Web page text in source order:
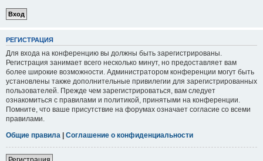
РЕГИСТРАЦИЯ
Для входа на конференцию вы должны быть зарегистрированы.
Регистрация занимает всего несколько минут, но предоставляет вам
более широкие возможности. Администратором конференции могут быть
установлены также дополнительные привилегии для зарегистрированных
пользователей. Прежде чем зарегистрироваться, вам следует
ознакомиться с правилами и политикой, принятыми на конференции.
Помните, что ваше присутствие на форумах означает согласие со всеми
правилами.
Общие правила
Соглашение о конфиденциальности